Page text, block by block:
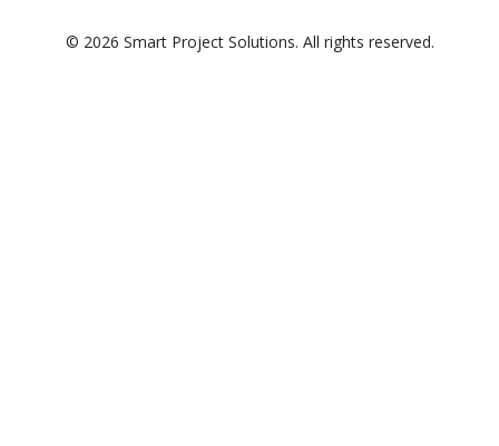
© 2026 Smart Project Solutions. All rights reserved.